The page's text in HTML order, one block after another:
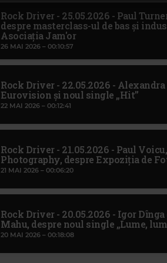
Rock Driver - 25.05.2026 - Paul
despre masterclass-ul de bas și
Asociația Jam'or
26 MAI 2026 – 00:10:57
Rock Driver - 22.05.2026 -
Eurovision și noul single „Hit”
22 MAI 2026 – 00:12:41
Rock Driver - 21.05.2026 - Paul
Photography, despre Expoziția de
21 MAI 2026 – 00:06:20
Rock Driver - 20.05.2026 - Igor
Mahu, despre noul single „Lume,
20 MAI 2026 – 00:18:08